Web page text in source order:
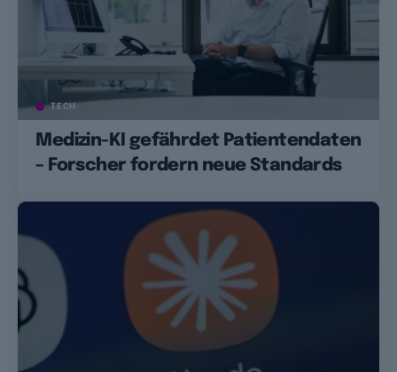
TECH
Medizin-KI gefährdet Patientendaten
– Forscher fordern neue Standards